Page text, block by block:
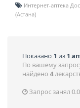
Интернет-аптека
(Астана)
Показано 1 из 1
По вашему
найдено 4
Запрос занял